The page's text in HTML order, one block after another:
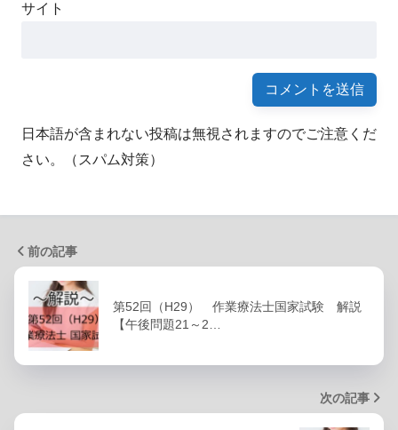
サイト
日本語が含まれない投稿は無視されますのでご注意くだ
さい。（スパム対策）
前の記事
第52回（H29） 作業療法士国家試験 解説
【午後問題21～2…
次の記事